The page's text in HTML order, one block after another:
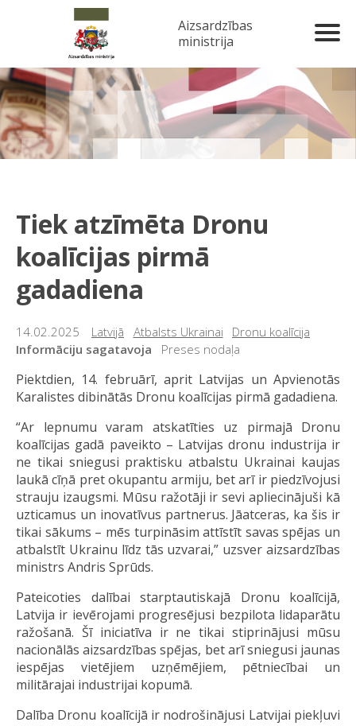
Aizsardzības
ministrija
Tiek atzīmēta Dronu
koalīcijas pirmā
gadadiena
14.02.2025 Latvijā Atbalsts Ukrainai
Dronu koalīcija
Informāciju sagatavoja
Preses nodaļa
Piektdien, 14. februārī, aprit Latvijas un Apvienotās
Karalistes dibinātās Dronu koalīcijas pirmā gadadiena.
“Ar lepnumu varam atskatīties uz pirmajā Dronu
koalīcijas gadā paveikto – Latvijas dronu industrija ir
ne tikai sniegusi praktisku atbalstu Ukrainai kaujas
laukā cīņā pret okupantu armiju, bet arī ir piedzīvojusi
strauju izaugsmi. Mūsu ražotāji ir sevi apliecinājuši kā
uzticamus un inovatīvus partnerus. Jāatceras, ka šis ir
tikai sākums – mēs turpināsim attīstīt savas spējas un
atbalstīt Ukrainu līdz tās uzvarai,” uzsver aizsardzības
ministrs Andris Sprūds.
Pateicoties dalībai starptautiskajā Dronu koalīcijā,
Latvija ir ievērojami progresējusi bezpilota lidaparātu
ražošanā. Šī iniciatīva ir ne tikai stiprinājusi mūsu
nacionālās aizsardzības spējas, bet arī sniegusi jaunas
iespējas vietējiem uzņēmējiem, pētniecībai un
militārajai industrijai kopumā.
Dalība Dronu koalīcijā ir nodrošinājusi Latvijai piekļuvi